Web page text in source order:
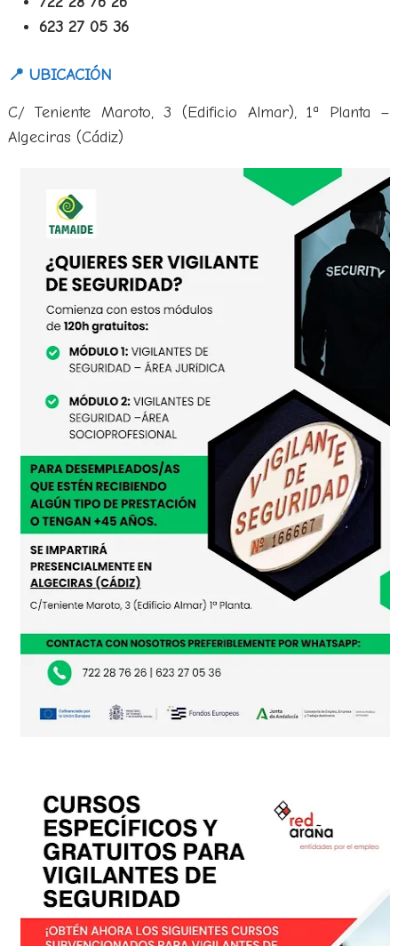
623 27 05 36
📍 UBICACIÓN
C/ Teniente Maroto, 3 (Edificio Almar), 1ª Planta –
Algeciras (Cádiz)